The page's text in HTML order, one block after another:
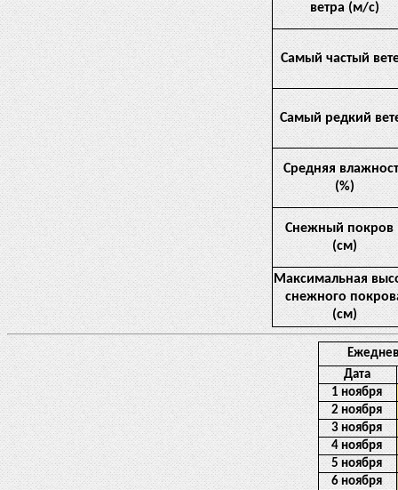
ветра (м/с)
Самый частый
Самый редкий
Средняя
(%)
Снежный покров
(см)
Максимальная
снежного
(см)
Дата
1 ноября
2 ноября
3 ноября
4 ноября
5 ноября
6 ноября